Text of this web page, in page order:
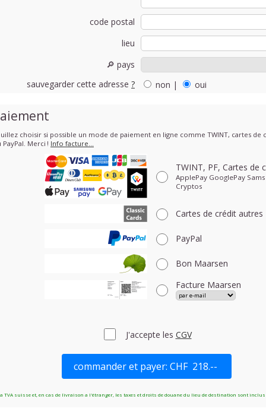
code postal
lieu
🔎 pays
sauvegarder cette adresse ? non | oui
choisir si possible un mode de paiement en ligne comme TWINT, cartes de
PayPal. Merci ! Info facture…
TWINT, PF, Cartes de
ApplePay GooglePay
Cryptos
Cartes de crédit autres
PayPal
Bon Maarsen
Facture Maarsen
J'accepte les CGV
TVA suisse et, en cas de livraison a l'étranger, les taxes et droits de douane du lieu de destination sont